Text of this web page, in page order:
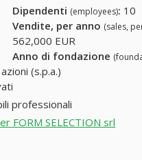
Dipendenti (employees): 10
Vendite, per anno (sales,
562,000 EUR
Anno di fondazione
(s.p.a.)
professionali
FORM SELECTION srl